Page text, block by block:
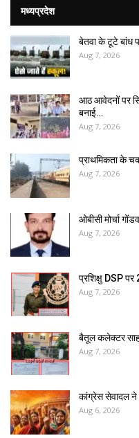
मध्यप्रदेश
बेतवा के टूटे बांध
Aug 7, 2026
आठ आवेदनों पर
बनाई…
Aug 7, 2026
प्राथमिकता के
Aug 7, 2026
ओबीसी मोर्चा
Aug 7, 2026
प्रशिक्षु DSP पर
Aug 7, 2026
बैतूल कलेक्टर
Aug 7, 2026
कांग्रेस सेवादल
Aug 6, 2026